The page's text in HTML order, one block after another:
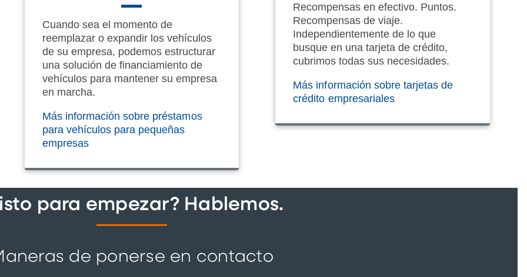
Cuando sea el momento de
reemplazar o expandir los vehículos
de su empresa, podemos estructurar
una solución de financiamiento de
vehículos para mantener su empresa
en marcha.
Más información sobre préstamos
para vehículos para pequeñas
empresas
Recompensas en efectivo. Puntos.
Recompensas de viaje.
Independientemente de lo que
busque en una tarjeta de crédito,
cubrimos todas sus necesidades.
Más información sobre tarjetas de
crédito empresariales
para empezar? Hablemos.
de ponerse en contacto